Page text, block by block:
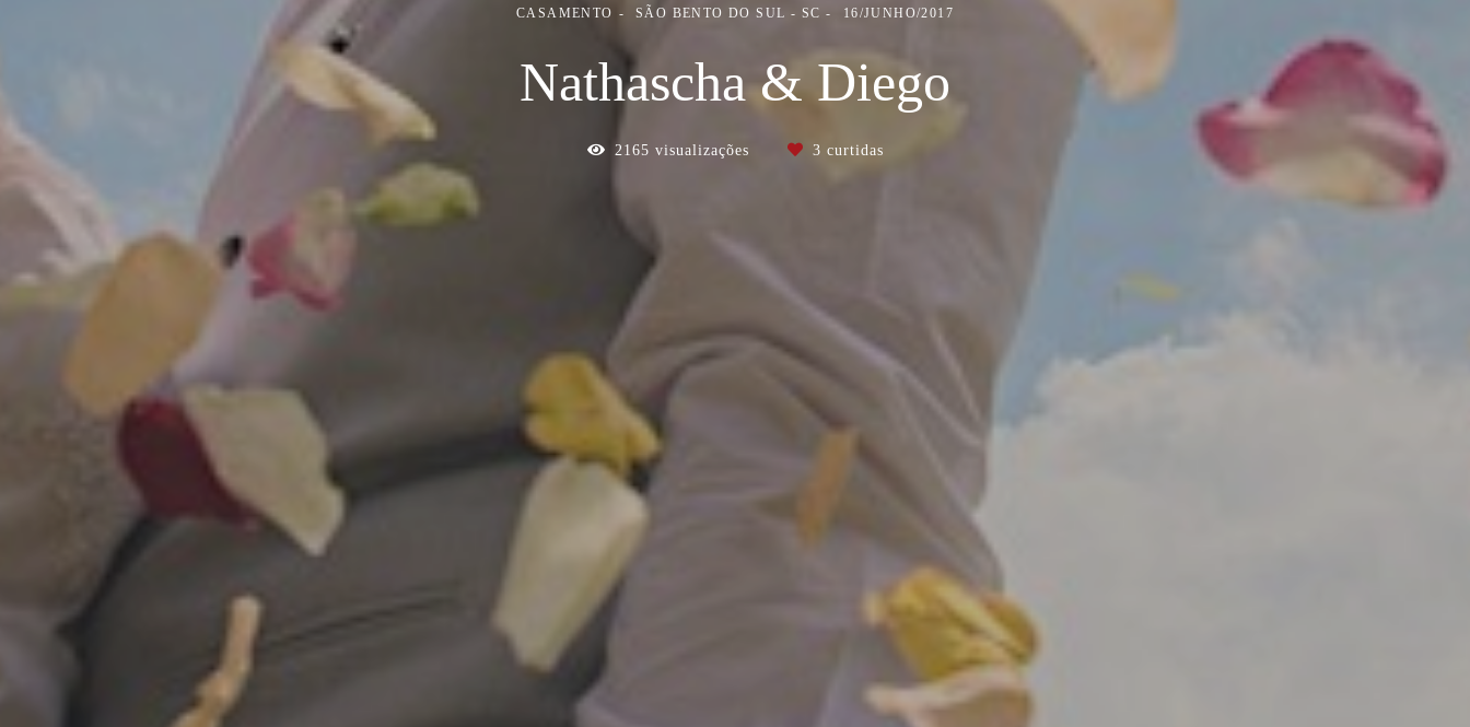
CASAMENTO SÃO BENTO DO SUL - SC 16/JUNHO/2017
Nathascha & Diego
2165 visualizações 3 curtidas